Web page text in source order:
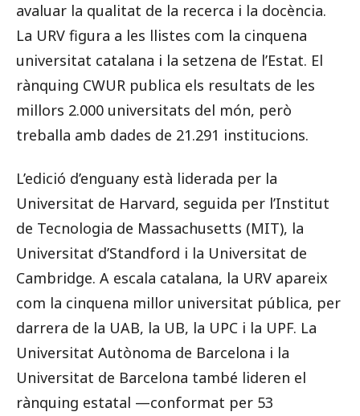
avaluar la qualitat de la recerca i la docència.
La URV figura a les llistes com la cinquena
universitat catalana i la setzena de l’Estat. El
rànquing CWUR publica els resultats de les
millors 2.000 universitats del món, però
treballa amb dades de 21.291 institucions.
L’edició d’enguany està liderada per la
Universitat de Harvard, seguida per l’Institut
de Tecnologia de Massachusetts (MIT), la
Universitat d’Standford i la Universitat de
Cambridge. A escala catalana, la URV apareix
com la cinquena millor universitat pública, per
darrera de la UAB, la UB, la UPC i la UPF. La
Universitat Autònoma de Barcelona i la
Universitat de Barcelona també lideren el
rànquing estatal —conformat per 53